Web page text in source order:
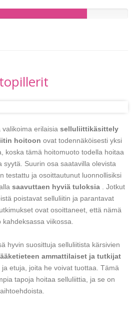
erilaisia selluliittikäsittely
hoitoon ovat todennäköisesti yksi
koska tämä hoitomuoto todella hoitaa
syytä. Suurin osa saatavilla olevista
testattu ja osoittautunut luonnollisiksi
saavuttaen hyviä tuloksia . Jotkut
poistavat selluliitin ja parantavat
ovat osoittaneet, että nämä
viikossa.
hyvin suosittuja selluliitista kärsivien
ammattilaiset ja tutkijat
etuja, joita he voivat tuottaa. Tämä
tapoja hoitaa selluliittia, ja se on